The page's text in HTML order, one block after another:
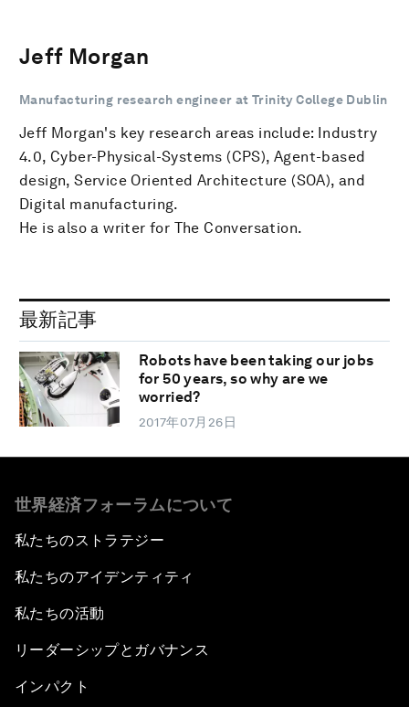
Jeff Morgan
Manufacturing research engineer at Trinity College Dublin
Jeff Morgan's key research areas include: Industry
4.0, Cyber-Physical-Systems (CPS), Agent-based
design, Service Oriented Architecture (SOA), and
Digital manufacturing.
He is also a writer for The Conversation.
最新記事
Robots have been taking our jobs
for 50 years, so why are we
worried?
2017年07月26日
世界経済フォーラムについて
私たちのストラテジー
私たちのアイデンティティ
私たちの活動
リーダーシップとガバナンス
インパクト